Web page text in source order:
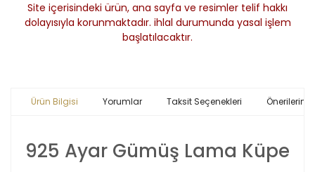
Site içerisindeki ürün, ana sayfa ve resimler telif hakkı
dolayısıyla korunmaktadır. ihlal durumunda yasal işlem
başlatılacaktır.
Ürün Bilgisi Yorumlar Taksit Seçenekleri Önerileriniz
925 Ayar Gümüş Lama Küpe